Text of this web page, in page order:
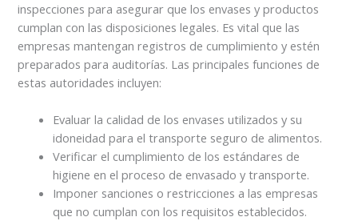
inspecciones para asegurar que los envases y productos
cumplan con las disposiciones legales. Es vital que las
empresas mantengan registros de cumplimiento y estén
preparados para auditorías. Las principales funciones de
estas autoridades incluyen:
Evaluar la calidad de los envases utilizados y su
idoneidad para el transporte seguro de alimentos.
Verificar el cumplimiento de los estándares de
higiene en el proceso de envasado y transporte.
Imponer sanciones o restricciones a las empresas
que no cumplan con los requisitos establecidos.